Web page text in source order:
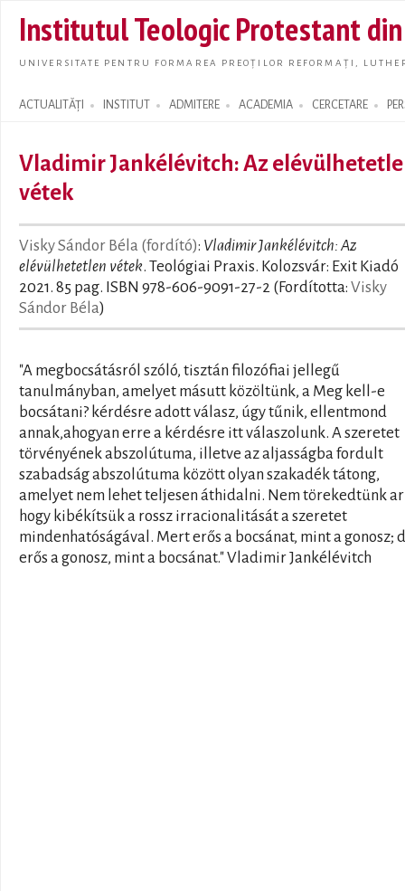
main
Institutul Teologic Protestant
UNIVERSITATE PENTRU FORMAREA PREOȚILOR REFORMAȚI,
ACTUALITĂȚI INSTITUT ADMITERE ACADEMIA CERCETARE
Search form
Vladimir Jankélévitch: Az
vétek
Visky Sándor Béla (fordító): Vladimir Jankélévitch: Az
elévülhetetlen vétek. Teológiai Praxis. Kolozsvár: Exit Kiadó
2021. 85 pag. ISBN 978-606-9091-27-2 (Fordította: Visky
Sándor Béla)
"A megbocsátásról szóló, tisztán filozófiai jellegű
tanulmányban, amelyet másutt közöltünk, a Meg kell-e
bocsátani? kérdésre adott válasz, úgy tűnik, ellentmond
annak,ahogyan erre a kérdésre itt válaszolunk. A szeretet
törvényének abszolútuma, illetve az aljasságba fordult
szabadság abszolútuma között olyan szakadék tátong,
amelyet nem lehet teljesen áthidalni. Nem törekedtünk
hogy kibékítsük a rossz irracionalitását a szeretet
mindenhatóságával. Mert erős a bocsánat, mint a gonosz;
erős a gonosz, mint a bocsánat." Vladimir Jankélévitch